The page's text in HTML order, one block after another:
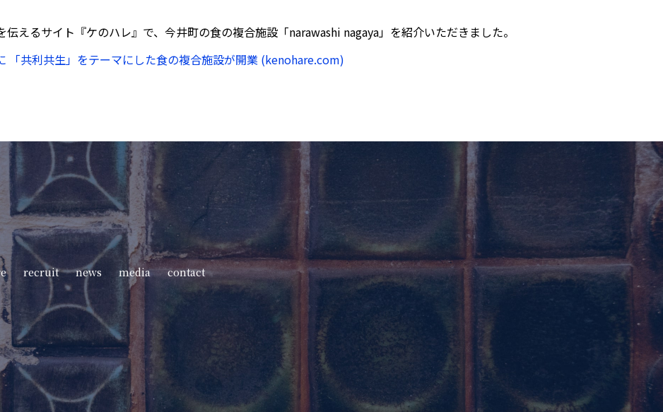
えるサイト『ケのハレ』で、今井町の食の複合施設「narawashi nagaya」を紹介いただきました。
「共利共生」をテーマにした食の複合施設が開業 (kenohare.com)
recruit news media
contact